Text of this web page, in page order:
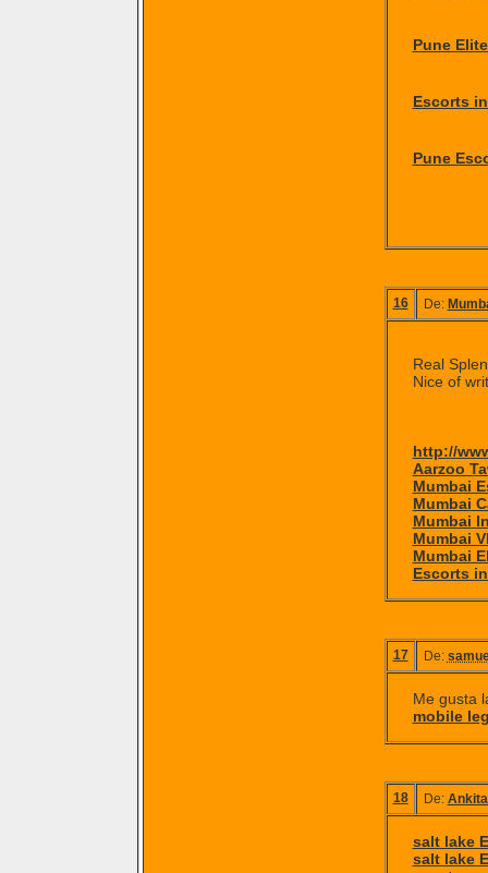
Pune
Escorts
Pune
16 De:
Real
Nice of
http://
Aarzoo
Mumbai
Mumbai
Mumbai
Mumbai
Mumbai
Escorts
17 De:
Me gusta
mobile
18 De:
salt lake
salt lake